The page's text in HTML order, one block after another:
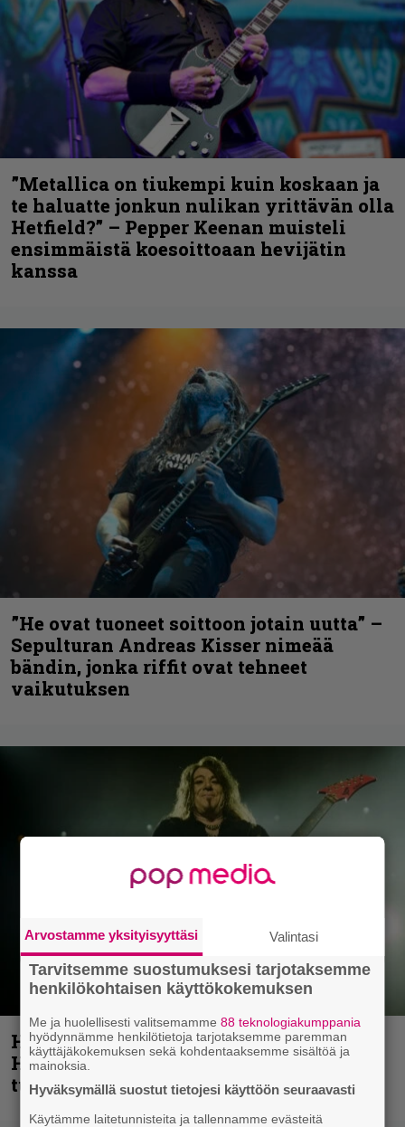
”Metallica on tiukempi kuin koskaan ja
te haluatte jonkun nulikan yrittävän olla
Hetfield?” – Pepper Keenan muisteli
ensimmäistä koesoittoaan hevijätin
kanssa
”He ovat tuoneet soittoon jotain uutta” –
Sepulturan Andreas Kisser nimeää
bändin, jonka riffit ovat tehneet
vaikutuksen
Helloween- ja Gamma Ray -mies Kai
Hansen julkaisi uuden maistiaisen
tulevalta soololevyltä
Arvostamme yksityisyyttäsi Valintasi
Tarvitsemme suostumuksesi tarjotaksemme
henkilökohtaisen käyttökokemuksen
Me ja huolellisesti valitsemamme88 teknologiakumppania
hyödynnämme henkilötietoja tarjotaksemme paremman
käyttäjäkokemuksen sekä kohdentaaksemme sisältöä ja
mainoksia.
Hyväksymällä suostut tietojesi käyttöön seuraavasti
Käytämme laitetunnisteita ja tallennamme evästeitä